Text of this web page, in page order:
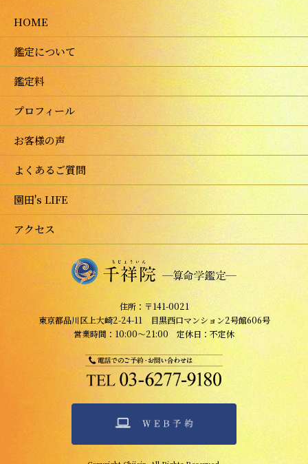
HOME
鑑定について
鑑定料
プロフィール
お客様の声
よくあるご質問
園田's LIFE
アクセス
住所：〒141-0021
東京都品川区上大崎2-24-11 目黒西口マンション2号館606号
営業時間：10:00～21:00 定休日：不定休